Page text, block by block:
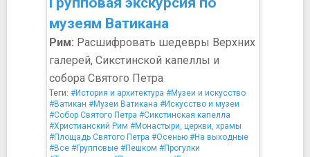
музеям Ватикана
Рим: Расшифровать шедевры Верхних
галерей, Сикстинской капеллы и
собора Святого Петра
Теги: #История и архитектура #Музеи и искусство
#Ватикан #Музеи Ватикана #Искусство и музеи
#Собор Святого Петра #Сикстинская капелла
#Христианский Рим #Монастыри, церкви, храмы
#Площадь Святого Петра #Осенью #На выходные
#Все #Групповые #Пешком #Прогулки